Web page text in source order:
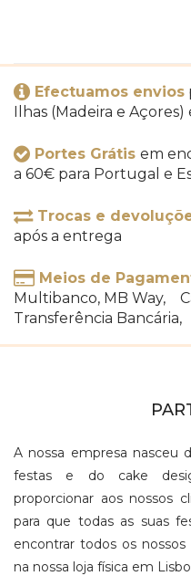
Efectuamos envios
Ilhas (Madeira e
Portes Grátis em
a 60€ para Portugal e
Trocas e
após a entrega
Meios de
Multibanco, MB Way,
Transferência
A nossa empresa nasceu
festas e do cake
proporcionar aos nossos
para que todas as suas
encontrar todos os
na nossa loja física em